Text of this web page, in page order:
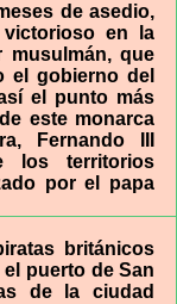
de asedio,
en la
musulmán, que
el gobierno del
el punto más
este monarca
Fernando III
los territorios
por el papa
británicos
puerto de San
de la ciudad